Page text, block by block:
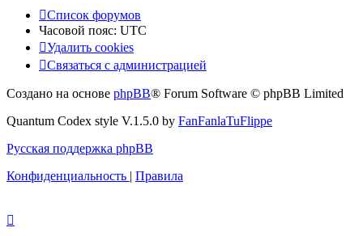
Список форумов
Часовой пояс: UTC
Удалить cookies
Связаться с администрацией
Создано на основе phpBB® Forum Software © phpBB Limited
Quantum Codex style V.1.5.0 by FanFanlaTuFlippe
Русская поддержка phpBB
Конфиденциальность | Правила